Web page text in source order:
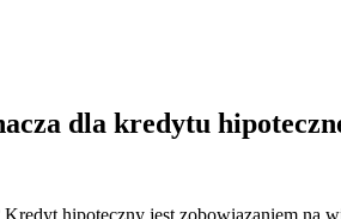
dla kredytu
Kredyt hipoteczny jest zobowiązaniem